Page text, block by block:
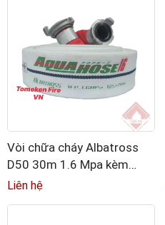
Vòi chữa cháy Albatross
D50 30m 1.6 Mpa kèm
khớp nối Nhôm tiêu chuẩn
Liên hệ